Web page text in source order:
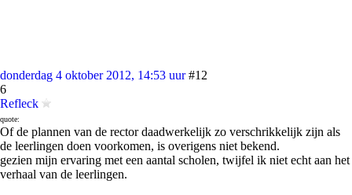
donderdag 4 oktober 2012, 14:53 uur #12
6
Refleck
quote:
Of de plannen van de rector daadwerkelijk zo verschrikkelijk zijn als
de leerlingen doen voorkomen, is overigens niet bekend.
gezien mijn ervaring met een aantal scholen, twijfel ik niet echt aan het
verhaal van de leerlingen.